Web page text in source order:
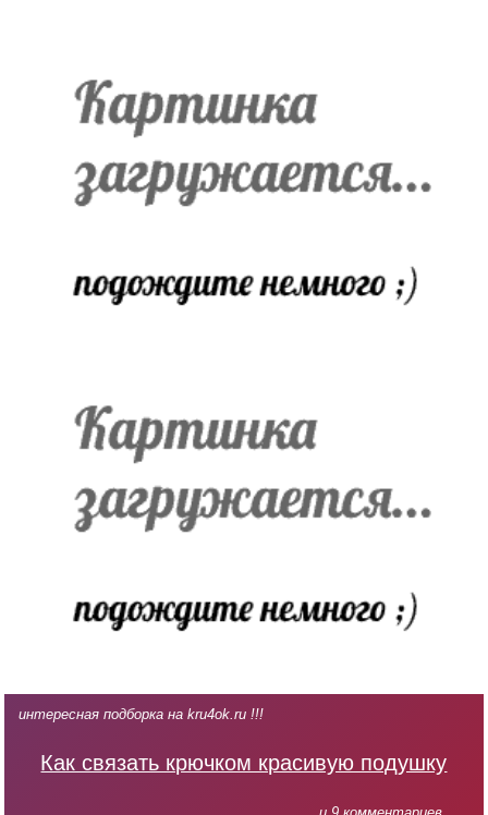
интересная подборка на kru4ok.ru !!!
Как связать крючком красивую подушку